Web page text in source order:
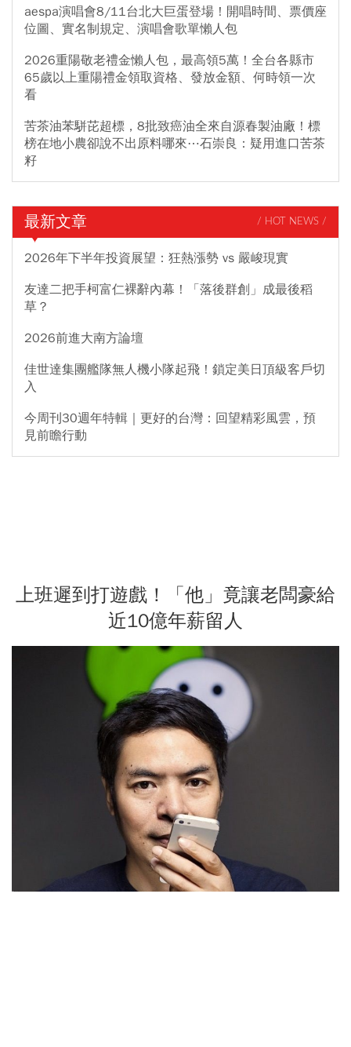
aespa演唱會8/11台北大巨蛋登場！開唱時間、票價座
位圖、實名制規定、演唱會歌單懶人包
2026重陽敬老禮金懶人包，最高領5萬！全台各縣市
65歲以上重陽禮金領取資格、發放金額、何時領一次
看
苦茶油苯駢芘超標，8批致癌油全來自源春製油廠！標
榜在地小農卻說不出原料哪來⋯石崇良：疑用進口苦茶
籽
最新文章 / HOT NEWS /
2026年下半年投資展望：狂熱漲勢 vs 嚴峻現實
友達二把手柯富仁裸辭內幕！「落後群創」成最後稻
草？
2026前進大南方論壇
佳世達集團艦隊無人機小隊起飛！鎖定美日頂級客戶切
入
今周刊30週年特輯｜更好的台灣：回望精彩風雲，預
見前瞻行動
上班遲到打遊戲！「他」竟讓老闆豪給
近10億年薪留人